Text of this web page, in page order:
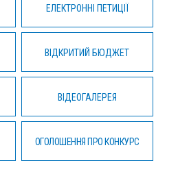
ЕЛЕКТРОННІ ПЕТИЦІЇ
ВІДКРИТИЙ БЮДЖЕТ
ВІДЕОГАЛЕРЕЯ
ОГОЛОШЕННЯ ПРО КОНКУРС